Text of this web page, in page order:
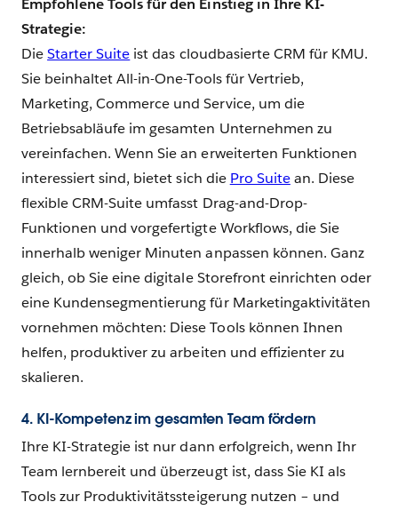
Empfohlene Tools für den Einstieg in Ihre KI-
Strategie:
DieStarter Suite ist das cloudbasierte CRM für KMU.
Sie beinhaltet All-in-One-Tools für Vertrieb,
Marketing, Commerce und Service, um die
Betriebsabläufe im gesamten Unternehmen zu
vereinfachen. Wenn Sie an erweiterten Funktionen
interessiert sind, bietet sich die Pro Suitean. Diese
flexible CRM-Suite umfasst Drag-and-Drop-
Funktionen und vorgefertigte Workflows, die Sie
innerhalb weniger Minuten anpassen können. Ganz
gleich, ob Sie eine digitale Storefront einrichten oder
eine Kundensegmentierung für Marketingaktivitäten
vornehmen möchten: Diese Tools können Ihnen
helfen, produktiver zu arbeiten und effizienter zu
skalieren.
4. KI-Kompetenz im gesamten Team fördern
Ihre KI-Strategie ist nur dann erfolgreich, wenn Ihr
Team lernbereit und überzeugt ist, dass Sie KI als
Tools zur Produktivitätssteigerung nutzen – und